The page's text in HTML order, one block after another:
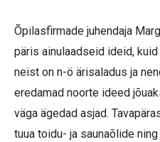
Õpilasfirmade juhendaja
päris ainulaadseid ideid,
neist on n-ö ärisaladus ja
eredamad noorte ideed
väga ägedad asjad.
tuua toidu- ja saunaõlide